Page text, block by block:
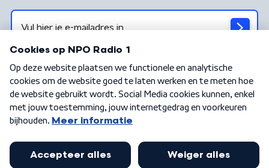
Algemene voorwaarden Privacybeleid